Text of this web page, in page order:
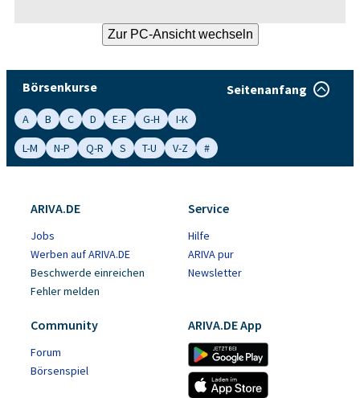
Börsenkurse Seitenanfang
A B C D E-F G-H
I-K
L-M
N-P Q-R S T-U V-Z #
ARIVA.DE
Jobs
Werben auf ARIVA.DE
Beschwerde einreichen
Fehler melden
Service
Hilfe
ARIVA pur
Newsletter
Community
Forum
Börsenspiel
ARIVA.DE App